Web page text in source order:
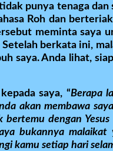
punya tenaga
Roh dan
meminta saya
Setelah berkata ini,
saya. Anda lihat,
saya, “Berapa
akan membawa
dengan
bukannya
kamu setiap hari